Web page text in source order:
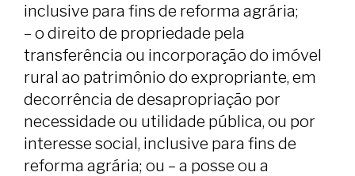
inclusive para fins de reforma agrária;
– o direito de propriedade pela
transferência ou incorporação do imóvel
rural ao patrimônio do expropriante, em
decorrência de desapropriação por
necessidade ou utilidade pública, ou por
interesse social, inclusive para fins de
reforma agrária; ou – a posse ou a